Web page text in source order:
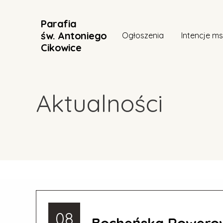
Parafia
św. Antoniego
Cikowice
Ogłoszenia Intencje
Aktualności
08